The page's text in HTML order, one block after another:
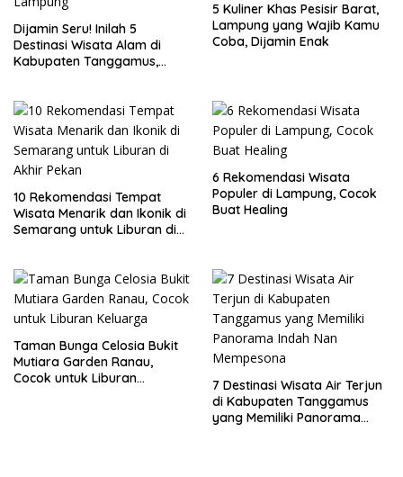
Dijamin Seru! Inilah 5
Destinasi Wisata Alam di
Kabupaten Tanggamus,
5 Kuliner Khas Pesisir Barat,
Lampung yang Wajib Kamu
Coba, Dijamin Enak
10 Rekomendasi Tempat
Wisata Menarik dan Ikonik di
Semarang untuk Liburan di
6 Rekomendasi Wisata
Populer di Lampung, Cocok
Buat Healing
Taman Bunga Celosia Bukit
Mutiara Garden Ranau,
Cocok untuk Liburan
7 Destinasi Wisata Air Terjun
di Kabupaten Tanggamus
yang Memiliki Panorama